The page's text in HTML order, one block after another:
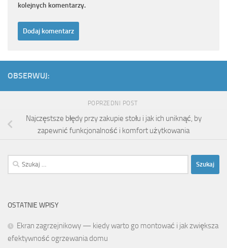
kolejnych komentarzy.
OBSERWUJ:
POPRZEDNI POST
Najczęstsze błędy przy zakupie stołu i jak ich uniknąć, by
zapewnić funkcjonalność i komfort użytkowania
Szukaj:
OSTATNIE WPISY
Ekran zagrzejnikowy — kiedy warto go montować i jak zwiększa
efektywność ogrzewania domu